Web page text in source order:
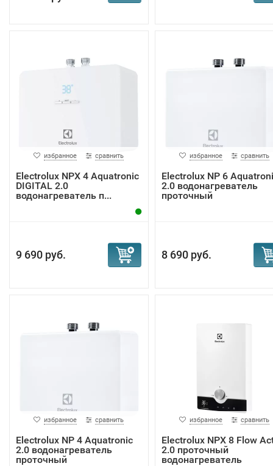
избранное сравнить
Electrolux NPX 4 Aquatronic
DIGITAL 2.0
водонагреватель п...
9 690 руб.
избранное сравнить
Electrolux NP 6
2.0 водонагреватель
проточный
8 690 руб.
избранное сравнить
Electrolux NP 4 Aquatronic
2.0 водонагреватель
проточный
избранное сравнить
Electrolux NPX 8 Flow
2.0 проточный
водонагреватель